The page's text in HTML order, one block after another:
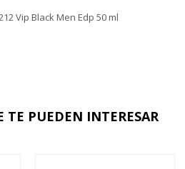
Vip Black Men Edp 50 ml
TE PUEDEN INTERESAR